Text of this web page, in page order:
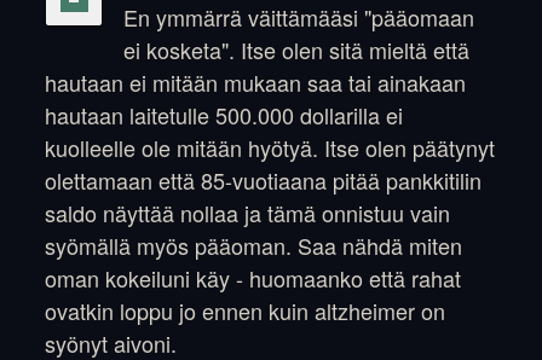
En ymmärrä väittämääsi "pääomaan
ei kosketa". Itse olen sitä mieltä että
hautaan ei mitään mukaan saa tai ainakaan
hautaan laitetulle 500.000 dollarilla ei
kuolleelle ole mitään hyötyä. Itse olen päätynyt
olettamaan että 85-vuotiaana pitää pankkitilin
saldo näyttää nollaa ja tämä onnistuu vain
syömällä myös pääoman. Saa nähdä miten
oman kokeiluni käy - huomaanko että rahat
ovatkin loppu jo ennen kuin altzheimer on
syönyt aivoni.